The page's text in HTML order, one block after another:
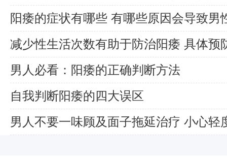
阳痿的症状有哪些 有哪些原因会导致男
减少性生活次数有助于防治阳痿 具体预
男人必看：阳痿的正确判断方法
自我判断阳痿的四大误区
男人不要一味顾及面子拖延治疗 小心轻